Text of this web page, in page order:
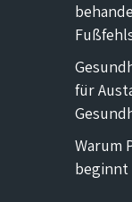
für
Warum
beginnt